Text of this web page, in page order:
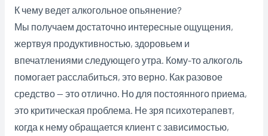
К чему ведет алкогольное опьянение?
Мы получаем достаточно интересные ощущения,
жертвуя продуктивностью, здоровьем и
впечатлениями следующего утра. Кому-то алкоголь
помогает расслабиться, это верно. Как разовое
средство — это отлично. Но для постоянного приема,
это критическая проблема. Не зря психотерапевт,
когда к нему обращается клиент с зависимостью,